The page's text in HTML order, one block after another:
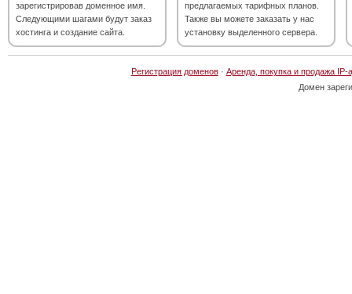
зарегистрировав доменное имя.
Следующими шагами будут заказ
хостинга и создание сайта.
предлагаемых тарифных планов.
Также вы можете заказать у нас
установку выделенного сервера.
Регистрация доменов· Аренда, покупка и продажа IP-
Домен